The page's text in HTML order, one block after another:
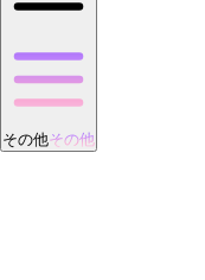
その他その他